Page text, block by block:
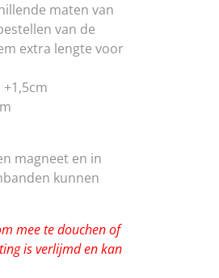
maten van
van de
extra lengte voor
magneet en in
kunnen
mee te douchen of
is verlijmd en kan